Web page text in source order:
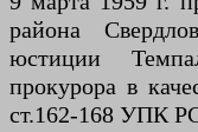
района
юстиции
прокурора в
ст.162-168 УПК